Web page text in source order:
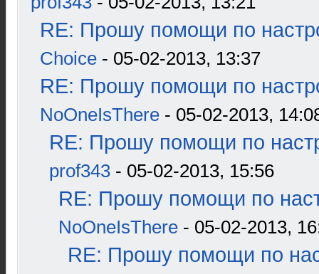
RE: Прошу помощи по
Choice - 05-02-2013, 13:37
RE: Прошу помощи по
NoOneIsThere - 05-02-2013,
RE: Прошу помощи по
prof343 - 05-02-2013, 15:56
RE: Прошу помощи по
NoOneIsThere - 05-02-2013,
RE: Прошу помощи по